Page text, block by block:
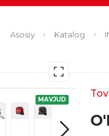
Asosiy Katalog
MAVJUD